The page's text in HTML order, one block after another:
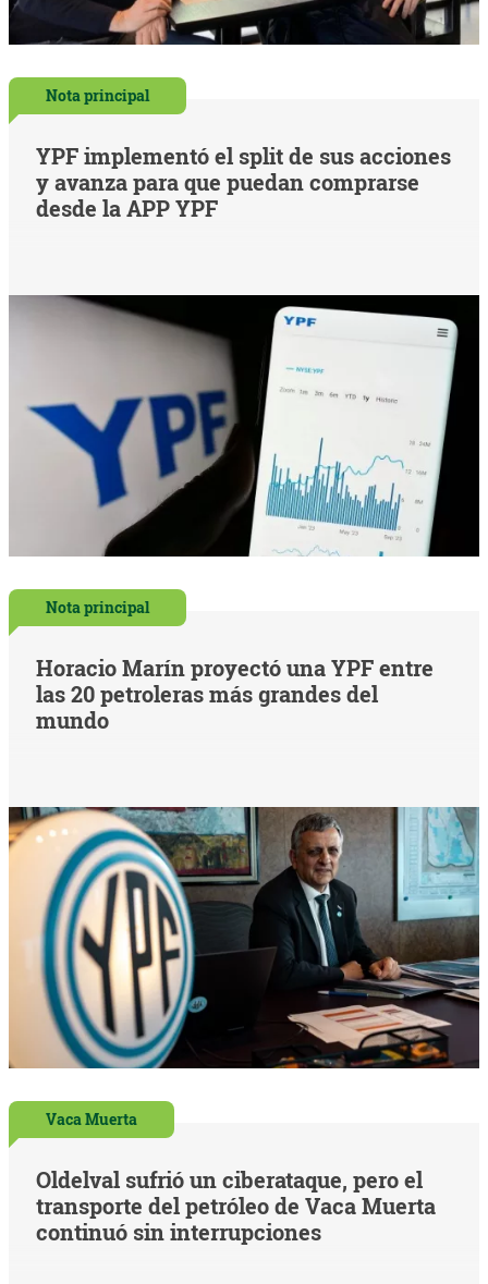
Nota principal
YPF implementó el split de sus acciones
y avanza para que puedan comprarse
desde la APP YPF
Nota principal
Horacio Marín proyectó una YPF entre
las 20 petroleras más grandes del
mundo
Vaca Muerta
Oldelval sufrió un ciberataque, pero el
transporte del petróleo de Vaca Muerta
continuó sin interrupciones